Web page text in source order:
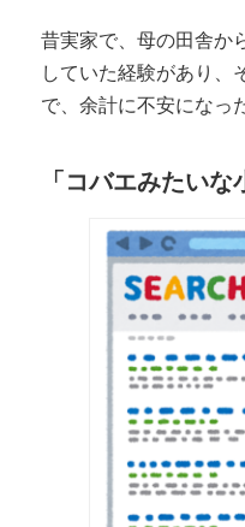
昔実家で、母の田舎か
していた経験があり、
で、余計に不安になっ
「コバエみたいな